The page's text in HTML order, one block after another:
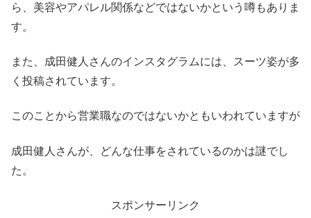
ら、美容やアパレル関係などではないかという噂もありま
す。
また、成田健人さんのインスタグラムには、スーツ姿が多
く投稿されています。
このことから営業職なのではないかともいわれていますが
成田健人さんが、どんな仕事をされているのかは謎でし
た。
スポンサーリンク